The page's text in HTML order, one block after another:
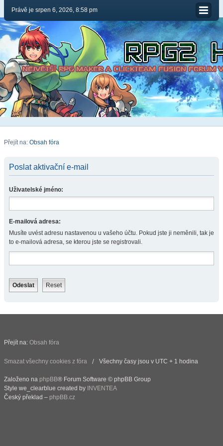
Právě je srpen 6, 2026, 8:58 pm
Přejít na: Obsah fóra
Poslat aktivační e-mail
Uživatelské jméno:
E-mailová adresa:
Musíte uvést adresu nastavenou u vašeho účtu. Pokud jste ji neměnili, tak je
to e-mailová adresa, se kterou jste se registrovali.
Přejít na: Obsah fóra
Smazat všechny cookies z fóra Všechny časy jsou v UTC + 1 hodina
Založeno na phpBB® Forum Software © phpBB Group
Style we_clearblue created by INVENTEA
Český překlad – phpBB.cz